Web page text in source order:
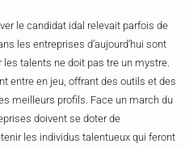
le candidat idal relevait parfois de
les entreprises d’aujourd’hui sont
les talents ne doit pas tre un mystre.
entre en jeu, offrant des outils et des
meilleurs profils. Face un march du
doivent se doter de
les individus talentueux qui feront